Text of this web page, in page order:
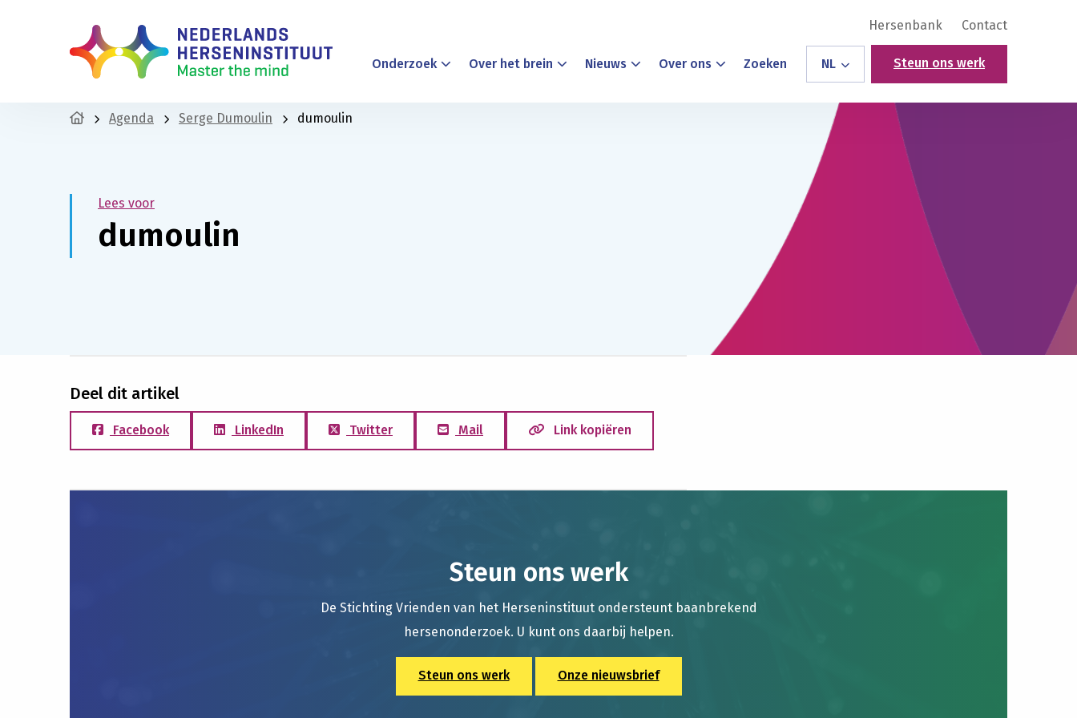
Hersenbank Contact
Onderzoek Over het brein Nieuws Over ons Zoeken NL Steun ons werk
Agenda Serge Dumoulin dumoulin
Lees voor
dumoulin
Deel dit artikel
Facebook LinkedIn Twitter Mail Link kopiëren
Steun ons werk
De Stichting Vrienden van het Herseninstituut ondersteunt baanbrekend
hersenonderzoek. U kunt ons daarbij helpen.
Steun ons werk Onze nieuwsbrief